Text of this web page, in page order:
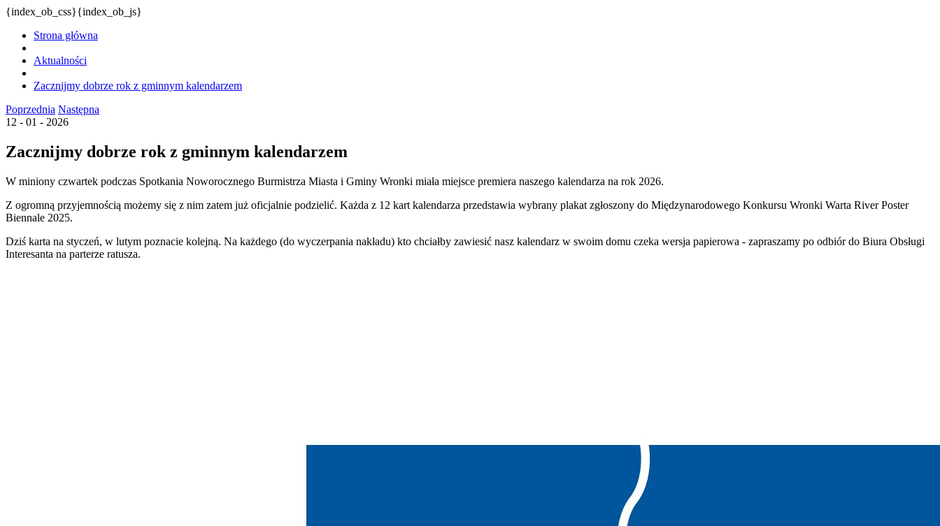
{index_ob_css}{index_ob_js}
Strona główna
Aktualności
Zacznijmy dobrze rok z gminnym kalendarzem
Poprzednia Następna
12 - 01 - 2026
Zacznijmy dobrze rok z gminnym kalendarzem
W miniony czwartek podczas Spotkania Noworocznego Burmistrza Miasta i Gminy Wronki miała miejsce premiera naszego kalendarza na rok 2026.
Z ogromną przyjemnością możemy się z nim zatem już oficjalnie podzielić. Każda z 12 kart kalendarza przedstawia wybrany plakat zgłoszony do Międzynarodowego Konkursu Wronki Warta River Poster
Biennale 2025.
Dziś karta na styczeń, w lutym poznacie kolejną. Na każdego (do wyczerpania nakładu) kto chciałby zawiesić nasz kalendarz w swoim domu czeka wersja papierowa - zapraszamy po odbiór do Biura Obsługi
Interesanta na parterze ratusza.